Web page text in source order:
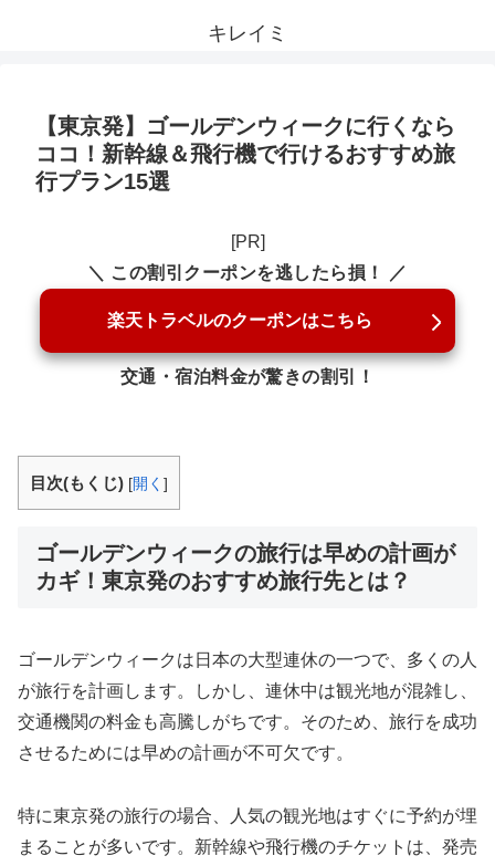
キレイミ
【東京発】ゴールデンウィークに行くなら
ココ！新幹線＆飛行機で行けるおすすめ旅
行プラン15選
[PR]
＼ この割引クーポンを逃したら損！ ／
楽天トラベルのクーポンはこちら
交通・宿泊料金が驚きの割引！
目次(もくじ) [開く ]
ゴールデンウィークの旅行は早めの計画が
カギ！東京発のおすすめ旅行先とは？
ゴールデンウィークは日本の大型連休の一つで、多くの人
が旅行を計画します。しかし、連休中は観光地が混雑し、
交通機関の料金も高騰しがちです。そのため、旅行を成功
させるためには早めの計画が不可欠です。
特に東京発の旅行の場合、人気の観光地はすぐに予約が埋
まることが多いです。新幹線や飛行機のチケットは、発売